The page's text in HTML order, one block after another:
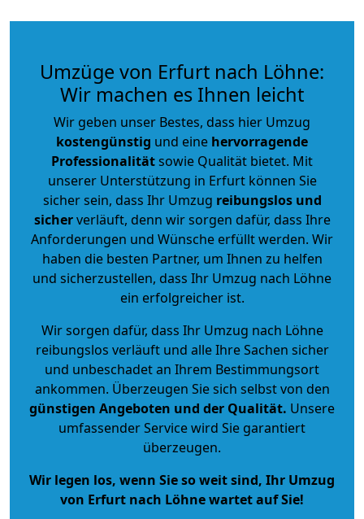
Umzüge von Erfurt nach Löhne:
Wir machen es Ihnen leicht
Wir geben unser Bestes, dass hier Umzug
kostengünstig und eine hervorragende
Professionalitätsowie Qualität bietet. Mit
unserer Unterstützung in Erfurt können Sie
sicher sein, dass Ihr Umzug reibungslos und
sicherverläuft, denn wir sorgen dafür, dass Ihre
Anforderungen und Wünsche erfüllt werden. Wir
haben die besten Partner, um Ihnen zu helfen
und sicherzustellen, dass Ihr Umzug nach Löhne
ein erfolgreicher ist.
Wir sorgen dafür, dass Ihr Umzug nach Löhne
reibungslos verläuft und alle Ihre Sachen sicher
und unbeschadet an Ihrem Bestimmungsort
ankommen. Überzeugen Sie sich selbst von den
günstigen Angeboten und der Qualität. Unsere
umfassender Service wird Sie garantiert
überzeugen.
Wir legen los, wenn Sie so weit sind, Ihr Umzug
von Erfurt nach Löhne wartet auf Sie!